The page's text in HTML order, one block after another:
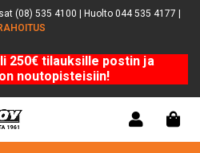
(08) 535 4100 | Huolto 044 535 4177 |
250€ tilauksille postin ja
noutopisteisiin!